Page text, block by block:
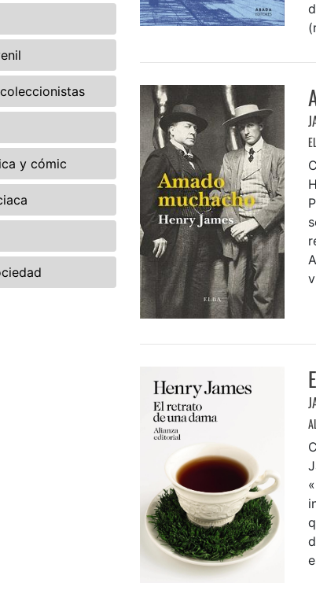
y cómic